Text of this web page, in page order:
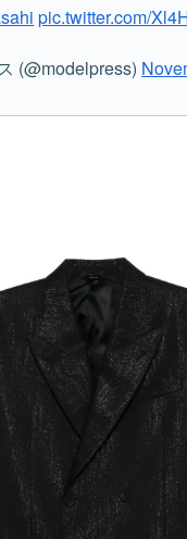
pic.twitter.com/
(@modelpress)